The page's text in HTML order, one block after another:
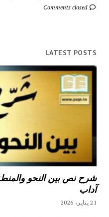
Comments closed
LATEST POSTS
شرح نص بين النحو
آداب
21 يناير، 2026